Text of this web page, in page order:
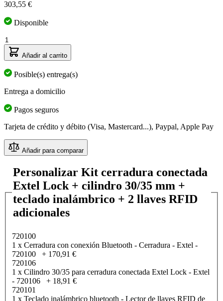
precio
de
opciones
elegidas
303,55 €
Disponible
Cantidad
Añadir al carrito
Posible(s) entrega(s)
Entrega a domicilio
Pagos seguros
Tarjeta de crédito y débito (Visa, Mastercard...), Paypal, Apple Pay
Añadir para comparar
Personalizar Kit cerradura conectada
Extel Lock + cilindro 30/35 mm +
teclado inalámbrico + 2 llaves RFID
adicionales
720100
1 x Cerradura con conexión Bluetooth - Cerradura - Extel -
720100
+ 170,91 €
720106
1 x Cilindro 30/35 para cerradura conectada Extel Lock - Extel
- 720106
+ 18,91 €
720101
1 x Teclado inalámbrico bluetooth - Lector de llaves RFID de